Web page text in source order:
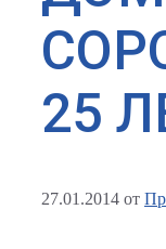
25
27.01.2014 от